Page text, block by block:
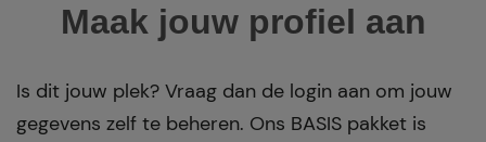
Maak jouw profiel aan
Is dit jouw plek? Vraag dan de login aan om jouw
gegevens zelf te beheren. Ons BASIS pakket is